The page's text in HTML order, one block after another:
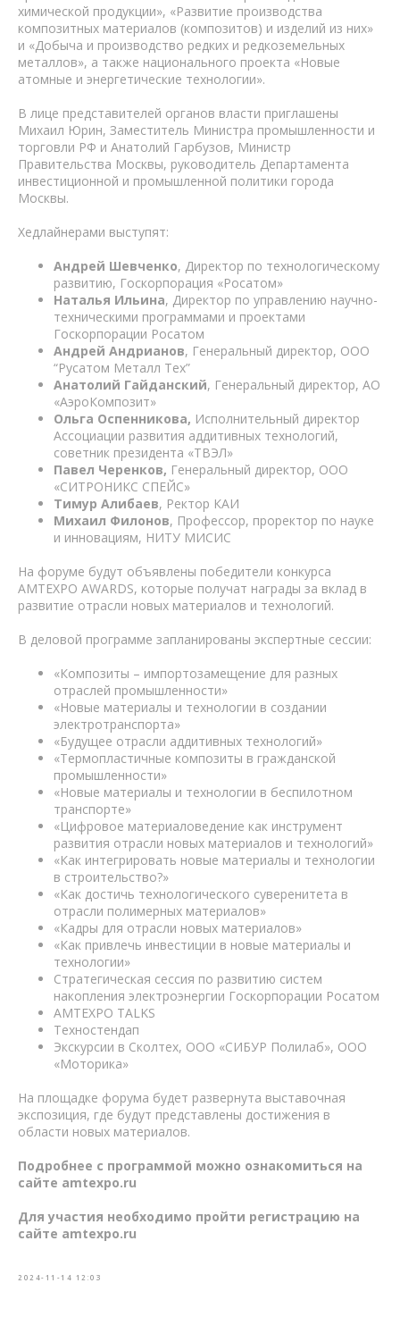
химической продукции», «Развитие производства
композитных материалов (композитов) и изделий из них»
и «Добыча и производство редких и редкоземельных
металлов», а также национального проекта «Новые
атомные и энергетические технологии».
В лице представителей органов власти приглашены
Михаил Юрин, Заместитель Министра промышленности и
торговли РФ и Анатолий Гарбузов, Министр
Правительства Москвы, руководитель Департамента
инвестиционной и промышленной политики города
Москвы.
Хедлайнерами выступят:
Андрей Шевченко, Директор по технологическому
развитию, Госкорпорация «Росатом»
Наталья Ильина, Директор по управлению научно-
техническими программами и проектами
Госкорпорации Росатом
Андрей Андрианов, Генеральный директор, ООО
“Русатом Металл Тех”
Анатолий Гайданский, Генеральный директор, АО
«АэроКомпозит»
Ольга Оспенникова, Исполнительный директор
Ассоциации развития аддитивных технологий,
советник президента «ТВЭЛ»
Павел Черенков, Генеральный директор, ООО
«СИТРОНИКС СПЕЙС»
Тимур Алибаев, Ректор КАИ
Михаил Филонов, Профессор, проректор по науке
и инновациям, НИТУ МИСИС
На форуме будут объявлены победители конкурса
AMTEXPO AWARDS, которые получат награды за вклад в
развитие отрасли новых материалов и технологий.
В деловой программе запланированы экспертные сессии:
«Композиты – импортозамещение для разных
отраслей промышленности»
«Новые материалы и технологии в создании
электротранспорта»
«Будущее отрасли аддитивных технологий»
«Термопластичные композиты в гражданской
промышленности»
«Новые материалы и технологии в беспилотном
транспорте»
«Цифровое материаловедение как инструмент
развития отрасли новых материалов и технологий»
«Как интегрировать новые материалы и технологии
в строительство?»
«Как достичь технологического суверенитета в
отрасли полимерных материалов»
«Кадры для отрасли новых материалов»
«Как привлечь инвестиции в новые материалы и
технологии»
Стратегическая сессия по развитию систем
накопления электроэнергии Госкорпорации Росатом
AMTEXPO TALKS
Техностендап
Экскурсии в Сколтех, ООО «СИБУР Полилаб», ООО
«Моторика»
На площадке форума будет развернута выставочная
экспозиция, где будут представлены достижения в
области новых материалов.
Подробнее с программой можно ознакомиться на
сайте amtexpo.ru
Для участия необходимо пройти регистрацию на
сайте amtexpo.ru
2024-11-14 12:03